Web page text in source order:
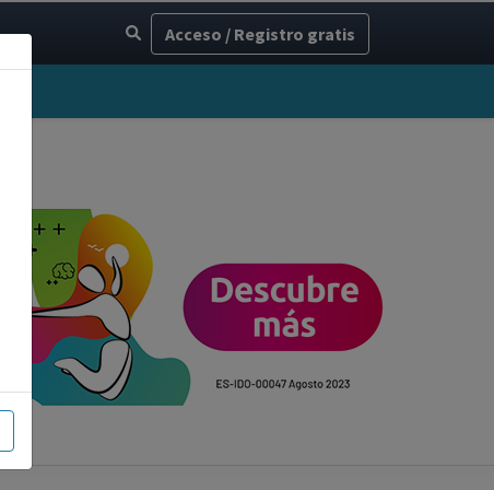
Acceso / Registro gratis